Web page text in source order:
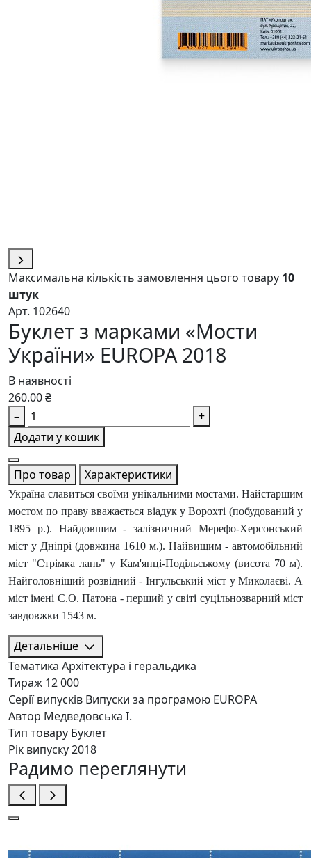
Максимальна кількість замовлення цього товару 10
штук
Арт. 102640
Буклет з марками «Мости
України» EUROPA 2018
В наявності
260.00 ₴
–
+
Додати у кошик
Про товар Характеристики
Україна славиться своїми унікальними мостами. Найстаршим
мостом по праву вважається віадук у Ворохті (побудований у
1895 р.). Найдовшим - залізничний Мерефо-Херсонський
міст у Дніпрі (довжина 1610 м.). Найвищим - автомобільний
міст "Стрімка лань" у Кам'янці-Подільському (висота 70 м).
Найголовніший розвідний - Інгульський міст у Миколаєві. А
міст імені Є.О. Патона - перший у світі суцільнозварний міст
завдовжки 1543 м.
Детальніше
Тематика Архітектура і геральдика
Тираж 12 000
Серії випусків Випуски за програмою EUROPA
Автор Медведовська І.
Тип товару Буклет
Рік випуску2018
Радимо переглянути